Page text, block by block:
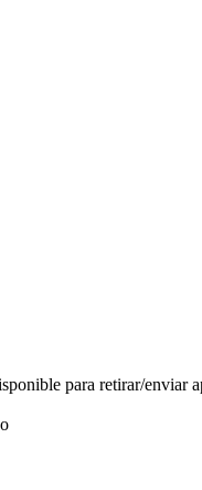
para retirar/enviar